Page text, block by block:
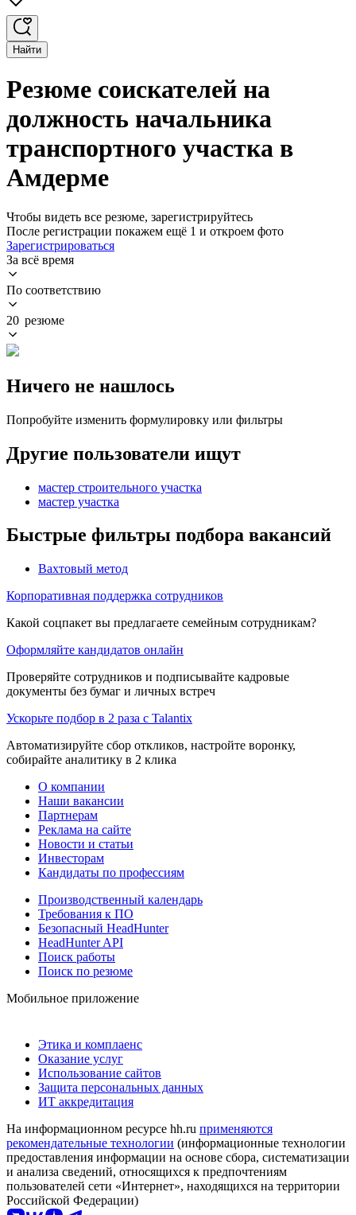
Найти
Резюме соискателей на
должность начальника
транспортного участка в
Амдерме
Чтобы видеть все резюме, зарегистрируйтесь
После регистрации покажем ещё 1 и откроем фото
Зарегистрироваться
За всё время
По соответствию
20 резюме
Ничего не нашлось
Попробуйте изменить формулировку или фильтры
Другие пользователи ищут
мастер строительного участка
мастер участка
Быстрые фильтры подбора вакансий
Вахтовый метод
Корпоративная поддержка сотрудников
Какой соцпакет вы предлагаете семейным сотрудникам?
Оформляйте кандидатов онлайн
Проверяйте сотрудников и подписывайте кадровые
документы без бумаг и личных встреч
Ускорьте подбор в 2 раза с Talantix
Автоматизируйте сбор откликов, настройте воронку,
собирайте аналитику в 2 клика
О компании
Наши вакансии
Партнерам
Реклама на сайте
Новости и статьи
Инвесторам
Кандидаты по профессиям
Производственный календарь
Требования к ПО
Безопасный HeadHunter
HeadHunter API
Поиск работы
Поиск по резюме
Мобильное приложение
Этика и комплаенс
Оказание услуг
Использование сайтов
Защита персональных данных
ИТ аккредитация
На информационном ресурсе hh.ru применяются
рекомендательные технологии (информационные технологии
предоставления информации на основе сбора, систематизации
и анализа сведений, относящихся к предпочтениям
пользователей сети «Интернет», находящихся на территории
Российской Федерации)